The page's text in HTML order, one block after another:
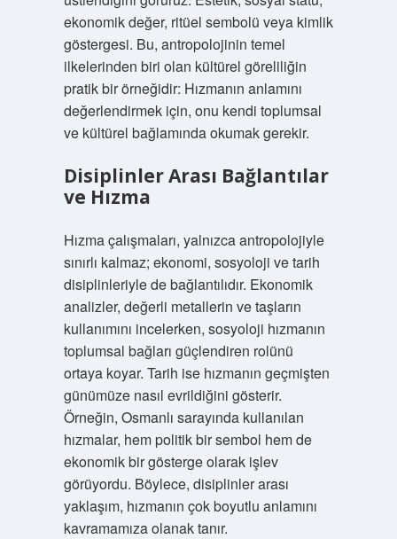
ekonomik değer, ritüel sembolü veya kimlik
göstergesi. Bu, antropolojinin temel
ilkelerinden biri olan kültürel göreliliğin
pratik bir örneğidir: Hızmanın anlamını
değerlendirmek için, onu kendi toplumsal
ve kültürel bağlamında okumak gerekir.
Disiplinler Arası Bağlantılar
ve Hızma
Hızma çalışmaları, yalnızca antropolojiyle
sınırlı kalmaz; ekonomi, sosyoloji ve tarih
disiplinleriyle de bağlantılıdır. Ekonomik
analizler, değerli metallerin ve taşların
kullanımını incelerken, sosyoloji hızmanın
toplumsal bağları güçlendiren rolünü
ortaya koyar. Tarih ise hızmanın geçmişten
günümüze nasıl evrildiğini gösterir.
Örneğin, Osmanlı sarayında kullanılan
hızmalar, hem politik bir sembol hem de
ekonomik bir gösterge olarak işlev
görüyordu. Böylece, disiplinler arası
yaklaşım, hızmanın çok boyutlu anlamını
kavramamıza olanak tanır.